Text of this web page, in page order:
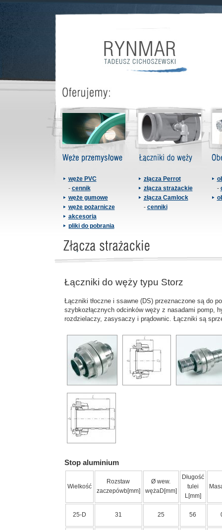
węże PVC
- cennik
węże gumowe
węże pożarnicze
akcesoria
pliki do pobrania
złącza Perrot
złącza strażackie
złącza Camlock
- cenniki
-
Łączniki do węży typu Storz
Łączniki tłoczne i ssawne (DS) przeznaczone są do
szybkozłącznych odcinków węży z nasadami pomp,
rozdzielaczy, zasysaczy i prądownic. Łączniki są
Stop aluminium
Wielkość
Rozstaw
zaczepówb[mm]
Ø wew.
wężaD[mm]
Długość
tulei
L[mm]
25-D 31 25 56